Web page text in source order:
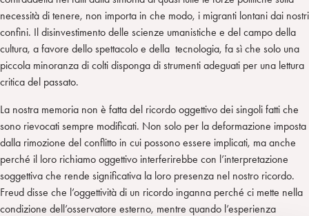
necessità di tenere, non importa in che modo, i migranti lontani dai nostri
confini. Il disinvestimento delle scienze umanistiche e del campo della
cultura, a favore dello spettacolo e della tecnologia, fa sì che solo una
piccola minoranza di colti disponga di strumenti adeguati per una lettura
critica del passato.
La nostra memoria non è fatta del ricordo oggettivo dei singoli fatti che
sono rievocati sempre modificati. Non solo per la deformazione imposta
dalla rimozione del conflitto in cui possono essere implicati, ma anche
perché il loro richiamo oggettivo interferirebbe con l’interpretazione
soggettiva che rende significativa la loro presenza nel nostro ricordo.
Freud disse che l’oggettività di un ricordo inganna perché ci mette nella
condizione dell’osservatore esterno, mentre quando l’esperienza